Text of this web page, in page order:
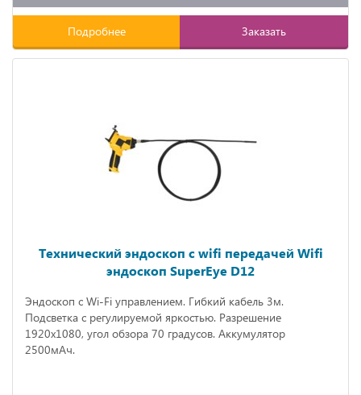
Подробнее Заказать
Технический эндоскоп с wifi передачей Wifi
эндоскоп SuperEye D12
Эндоскоп с Wi-Fi управлением. Гибкий кабель 3м.
Подсветка с регулируемой яркостью. Разрешение
1920х1080, угол обзора 70 градусов. Аккумулятор
2500мАч.